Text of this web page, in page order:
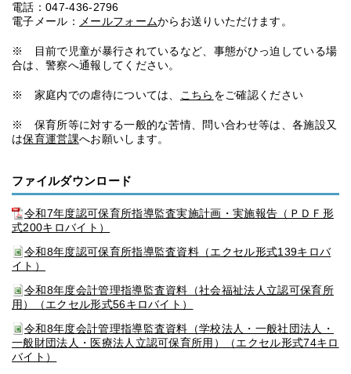
電話：047-436-2796
電子メール：
メールフォームからお送りいただけます。
※ 目前で児童が暴行されているなど、事態がひっ迫している場
合は、警察へ通報してください。
※ 家庭内での虐待については、 こちら をご確認ください
※ 保育所等に対する一般的な苦情、問い合わせ等は、各施設又
は保育運営課へお願いします。
ファイルダウンロード
令和7年度認可保育所指導監査実施計画・実施報告（ＰＤＦ形
式200キロバイト）
令和8年度認可保育所指導監査資料（エクセル形式139キロバ
イト）
令和8年度会計管理指導監査資料（社会福祉法人立認可保育所
用）（エクセル形式56キロバイト）
令和8年度会計管理指導監査資料（学校法人・一般社団法人・
一般財団法人・医療法人立認可保育所用）（エクセル形式74キロ
バイト）